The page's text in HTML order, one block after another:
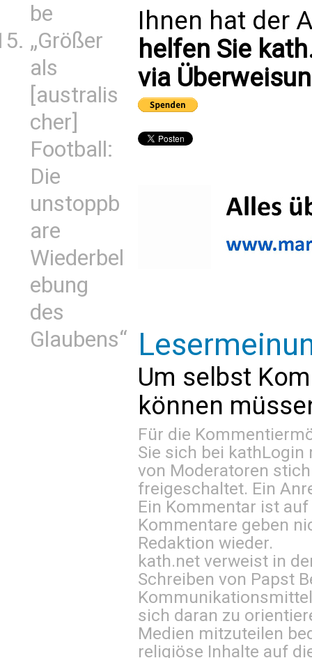
be
„Größer
als
[australis
cher]
Football:
Die
unstoppb
are
Wiederbel
ebung
des
Glaubens“
Ihnen hat der
helfen Sie
via
Um selbst
können
Für die
Sie sich bei kathLogin
von Moderatoren
freigeschaltet. Ein
Ein Kommentar ist
Kommentare geben
Redaktion wieder.
kath.net verweist in
Schreiben von Papst
sich daran zu
Medien mitzuteilen
religiöse Inhalte auf